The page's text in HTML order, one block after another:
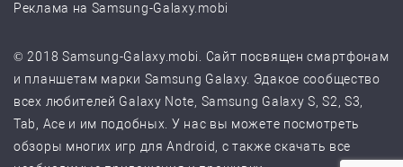
Реклама на Samsung-Galaxy.mobi
© 2018 Samsung-Galaxy.mobi. Сайт посвящен смартфонам
и планшетам марки Samsung Galaxy. Эдакое сообщество
всех любителей Galaxy Note, Samsung Galaxy S, S2, S3,
Tab, Ace и им подобных. У нас вы можете посмотреть
обзоры многих игр для Android, с также скачать все